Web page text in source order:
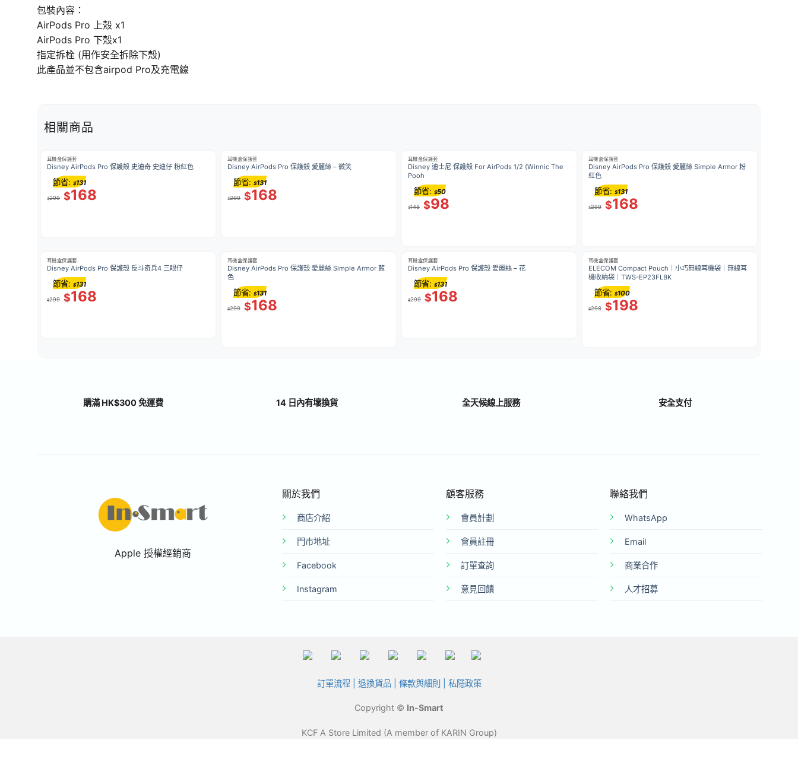
包裝內容：
AirPods Pro 上殼 x1
AirPods Pro 下殼x1
指定拆栓 (用作安全拆除下殼)
此產品並不包含airpod Pro及充電線
相關商品
耳機盒保護套
Disney AirPods Pro 保護殼 史迪奇 史迪仔 粉紅色
$299 $168
節省: $131
耳機盒保護套
Disney AirPods Pro 保護殼 愛麗絲 – 微笑
$299 $168
節省: $131
耳機盒保護套
Disney 迪士尼 保護殼 For AirPods 1/2 (Winnic The
Pooh
$148 $98
節省: $50
耳機盒保護套
Disney AirPods Pro 保護殼 愛麗絲 Simple Armor 粉
紅色
$299 $168
節省: $131
耳機盒保護套
Disney AirPods Pro 保護殼 反斗奇兵4 三眼仔
$299 $168
節省: $131
耳機盒保護套
Disney AirPods Pro 保護殼 愛麗絲 Simple Armor 藍
色
$299 $168
節省: $131
耳機盒保護套
Disney AirPods Pro 保護殼 愛麗絲 – 花
$299 $168
節省: $131
耳機盒保護套
ELECOM Compact Pouch｜小巧無線耳機袋｜無線耳
機收納袋｜TWS-EP23FLBK
$298 $198
節省: $100
購滿 HK$300 免運費 14 日內有壞換貨 全天候線上服務 安全支付
Apple 授權經銷商
關於我們
商店介紹
門市地址
Facebook
Instagram
顧客服務
會員計劃
會員註冊
訂單查詢
意見回饋
聯絡我們
WhatsApp
Email
商業合作
人才招募
訂單流程| 退換貨品| 條款與細則 私隱政策
Copyright © In-Smart
KCF A Store Limited (A member of KARIN Group)